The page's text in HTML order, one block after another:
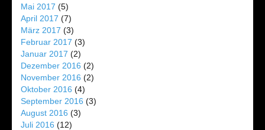
Mai 2017 (5)
April 2017 (7)
März 2017 (3)
Februar 2017 (3)
Januar 2017 (2)
Dezember 2016 (2)
November 2016 (2)
Oktober 2016 (4)
September 2016 (3)
August 2016 (3)
Juli 2016 (12)